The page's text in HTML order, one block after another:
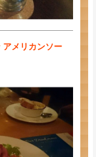
アメリカンソー